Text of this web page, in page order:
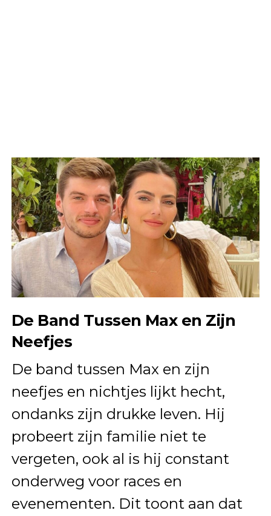
De Band Tussen Max en Zijn
Neefjes
De band tussen Max en zijn
neefjes en nichtjes lijkt hecht,
ondanks zijn drukke leven. Hij
probeert zijn familie niet te
vergeten, ook al is hij constant
onderweg voor races en
evenementen. Dit toont aan dat